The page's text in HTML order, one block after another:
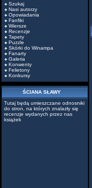
Szukaj
Nasi autorzy
Opowiadania
Fanfiki
Wiersze
Recenzje
Tapety
Puzzle
Skórki do Winampa
Fanarty
Galeria
Konwenty
Felietony
Konkursy
ŚCIANA SŁAWY
Tutaj będą umieszczane odnosniki
do stron, na których znalazły się
recenzje wydanych przez nas
książek